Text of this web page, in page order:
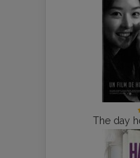
The day